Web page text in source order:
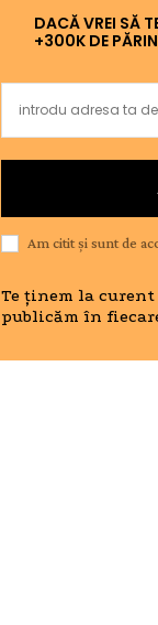
DACĂ VREI SĂ
+300K DE
Am citit și sunt de
Te ținem la
publicăm în